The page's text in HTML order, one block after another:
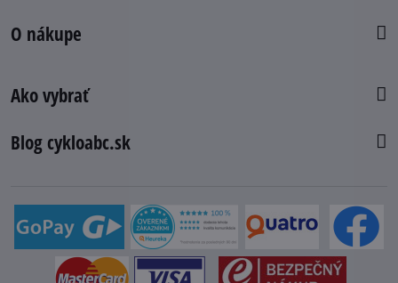
O nákupe
Ako vybrať
Blog cykloabc.sk